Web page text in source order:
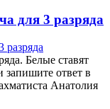
для 3 разряда
Белые ставят
ответ в
Анатолия